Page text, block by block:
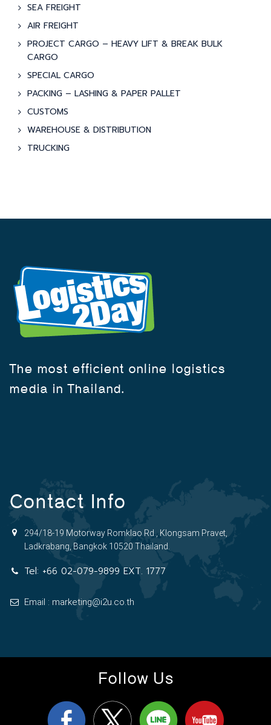
SEA FREIGHT
AIR FREIGHT
PROJECT CARGO – HEAVY LIFT & BREAK BULK
CARGO
SPECIAL CARGO
PACKING – LASHING & PAPER PALLET
CUSTOMS
WAREHOUSE & DISTRIBUTION
TRUCKING
The most efficient online logistics
media in Thailand.
Contact Info
294/18-19 Motorway Romklao Rd., Klongsam Pravet,
Ladkrabang, Bangkok 10520 Thailand.
Tel: +66 02-079-9899 EXT. 1777
Email : marketing@i2u.co.th
Follow Us